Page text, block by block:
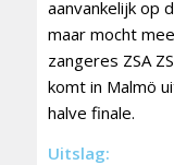
aanvankelijk op
maar mocht
zangeres ZSA
komt in Malmö
halve finale.
Uitslag: